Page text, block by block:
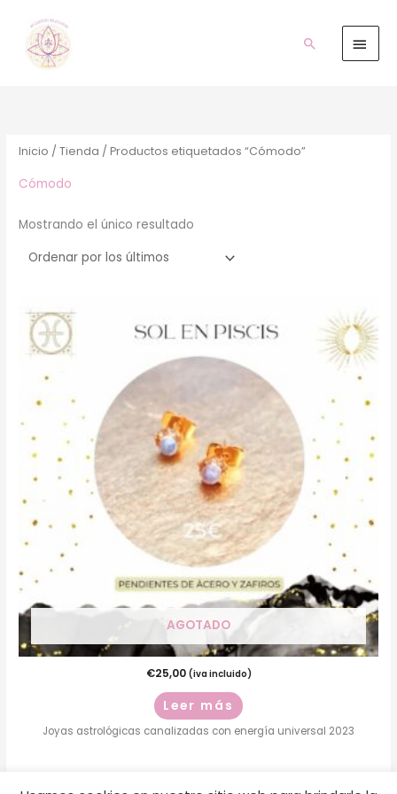
contenido
Buscar
Inicio /Tienda / Productos etiquetados “Cómodo”
Cómodo
Mostrando el único resultado
AGOTADO
€25,00 (iva incluido)
Leer más
Joyas astrológicas canalizadas con energía universal 2023